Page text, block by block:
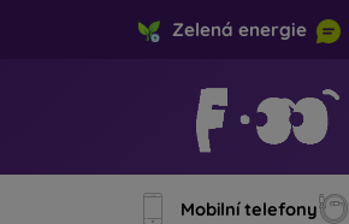
Zelená energie
Mobilní telefony